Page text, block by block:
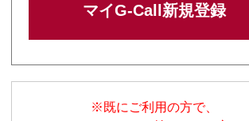
マイG-Call新規登録
※既にご利用の方で、